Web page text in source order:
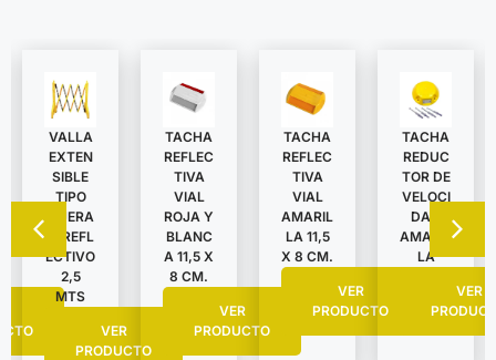
VALLA
EXTEN
SIBLE
TIPO
TIJERA
C/REFL
ECTIVO
2,5
MTS
VER
PRODUCTO
TACHA
REFLEC
TIVA
VIAL
ROJA Y
BLANC
A 11,5 X
8 CM.
VER
PRODUCTO
TACHA
REFLEC
TIVA
VIAL
AMARIL
LA 11,5
X 8 CM.
VER
PRODUCTO
TACHA
REDUC
TOR DE
VELOCI
DAD
AMARIL
LA
VER